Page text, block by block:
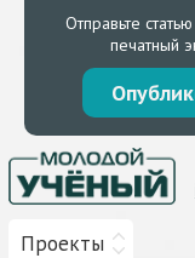
Отправьте
печатный
Проекты